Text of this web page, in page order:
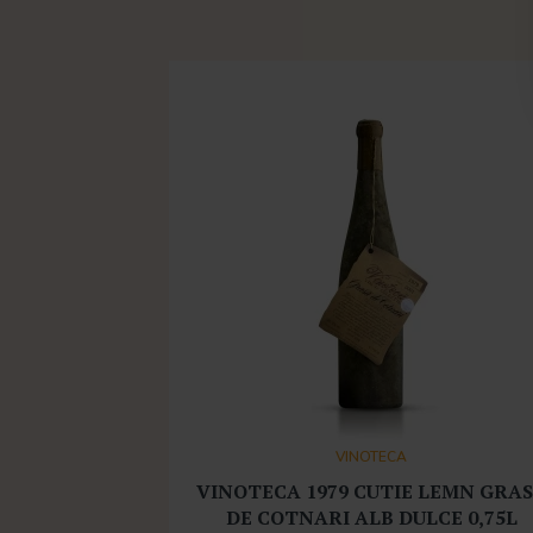
VINOTECA
VINOTECA 1979 CUTIE LEMN
DE COTNARI ALB DULCE 0,75L